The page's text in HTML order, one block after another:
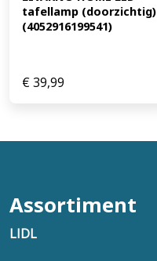
tafellamp (doorzichtig)
(4052916199541)
€39,99
Assortiment
LIDL